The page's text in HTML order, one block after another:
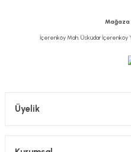
Mağaza
İçerenköy Mah. Üsküdar İçerenköy
Üyelik